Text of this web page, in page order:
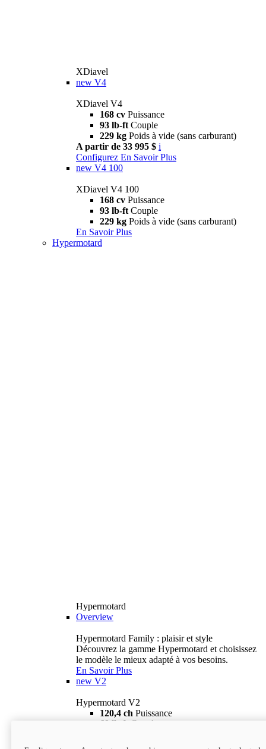
XDiavel
new V4
XDiavel V4
168 cv Puissance
93 lb-ft Couple
229 kg Poids à vide (sans carburant)
A partir de 33 995 $ i
Configurez En Savoir Plus
new V4 100
XDiavel V4 100
168 cv Puissance
93 lb-ft Couple
229 kg Poids à vide (sans carburant)
En Savoir Plus
Hypermotard
Hypermotard
Overview
Hypermotard Family : plaisir et style
Découvrez la gamme Hypermotard et choisissez
le modèle le mieux adapté à vos besoins.
En Savoir Plus
new V2
Hypermotard V2
120,4 ch Puissance
69 lb-ft
Couple
18 895 $